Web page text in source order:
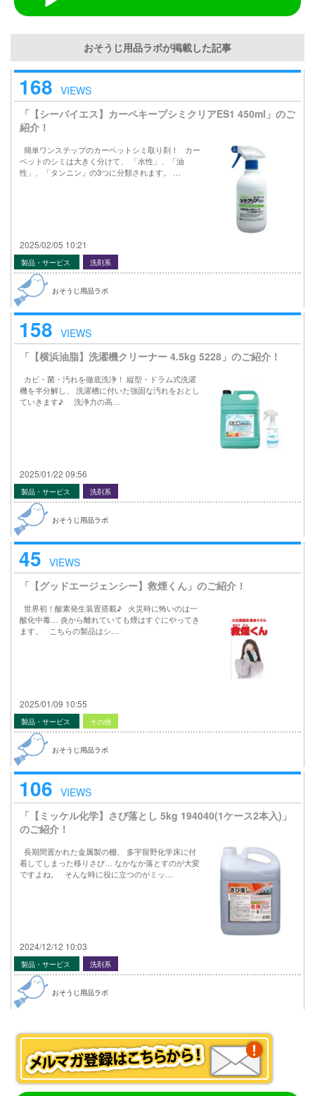
おそうじ用品ラボが掲載した記事
168 VIEWS
「【シーバイエス】カーペキープシミクリアES1 450ml」のご
紹介！
簡単ワンステップのカーペットシミ取り剤！ カー
ペットのシミは大きく分けて、 「水性」、「油
性」、「タンニン」の3つに分類されます。 …
2025/02/05 10:21
製品・サービス 洗剤系
おそうじ用品ラボ
158 VIEWS
「【横浜油脂】洗濯機クリーナー 4.5kg 5228」のご紹介！
カビ・菌・汚れを徹底洗浄！ 縦型・ドラム式洗濯
機を半分解し、 洗濯槽に付いた強固な汚れをおとし
ていきます♪ 洗浄力の高…
2025/01/22 09:56
製品・サービス 洗剤系
おそうじ用品ラボ
45 VIEWS
「【グッドエージェンシー】救煙くん」のご紹介！
世界初！酸素発生装置搭載♪ 火災時に怖いのは一
酸化中毒… 炎から離れていても煙はすぐにやってき
ます。 こちらの製品はシ…
2025/01/09 10:55
製品・サービス その他
おそうじ用品ラボ
106 VIEWS
「【ミッケル化学】さび落とし 5kg 194040(1ケース2本入)」
のご紹介！
長期間置かれた金属製の棚、 多宇留野化学床に付
着してしまった移りさび… なかなか落とすのが大変
ですよね。 そんな時に役に立つのがミッ…
2024/12/12 10:03
製品・サービス 洗剤系
おそうじ用品ラボ